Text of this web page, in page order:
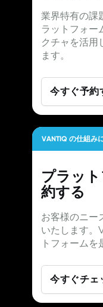
業界特有の課
ラットフォー
クチャを活用
ます。
今すぐ予約
VANTIQ の仕組み
プラッ
約する
お客様のニー
いたします。
トフォームを
今すぐチェ